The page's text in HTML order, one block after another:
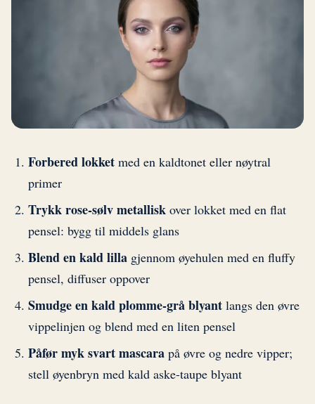
Forbered lokket med en kaldtonet eller nøytral
primer
Trykk rose-sølv metallisk over lokket med en flat
pensel: bygg til middels glans
Blend en kald lilla gjennom øyehulen med en fluffy
pensel, diffuser oppover
Smudge en kald plomme-grå blyant langs den øvre
vippelinjen og blend med en liten pensel
Påfør myk svart mascara på øvre og nedre vipper;
stell øyenbryn med kald aske-taupe blyant